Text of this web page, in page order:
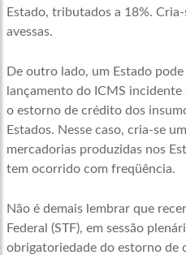
Estado, tributados a 18%.
avessas.
De outro lado, um Estado
lançamento do ICMS
o estorno de crédito dos
Estados. Nesse caso, cria-se
mercadorias produzidas nos
tem ocorrido com freqüência.
Não é demais lembrar que
Federal (STF), em sessão
obrigatoriedade do estorno de